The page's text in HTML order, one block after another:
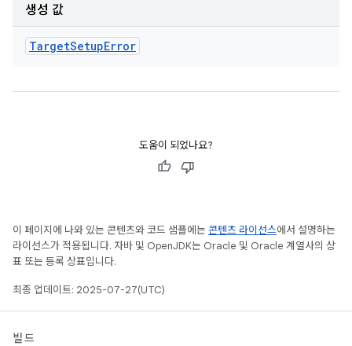
생성 값
TargetSetupError
도움이 되었나요?
이 페이지에 나와 있는 콘텐츠와 코드 샘플에는 콘텐츠 라이선스에서 설명하는
라이선스가 적용됩니다. 자바 및 OpenJDK는 Oracle 및 Oracle 계열사의 상
표 또는 등록 상표입니다.
최종 업데이트: 2025-07-27(UTC)
빌드